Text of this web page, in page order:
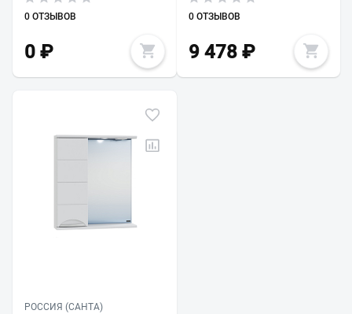
0 ОТЗЫВОВ
0 ₽
0 ОТЗЫВОВ
9 478₽
РОССИЯ (САНТА)